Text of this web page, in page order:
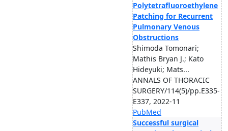
Polytetrafluoroethylene
Patching for Recurrent
Pulmonary Venous
Obstructions
Shimoda Tomonari;
Mathis Bryan J.; Kato
Hideyuki; Mats...
ANNALS OF THORACIC
SURGERY/114(5)/pp.E335-
E337, 2022-11
PubMed
Successful surgical